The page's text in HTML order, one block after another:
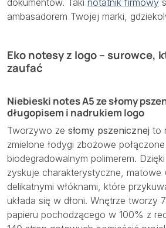
dokumentów. Taki notatnik firmowy
ambasadorem Twojej marki,
Eko notesy z logo – surowce,
zaufać
Niebieski notes A5 ze słomy
długopisem i nadrukiem logo
Tworzywo ze słomy pszenicznej to
zmielone łodygi zbożowe
biodegradowalnym polimerem.
zyskuje charakterystyczne, matowe
delikatnymi włóknami, które
układa się w dłoni. Wnętrze tworzy
papieru pochodzącego w 100% z